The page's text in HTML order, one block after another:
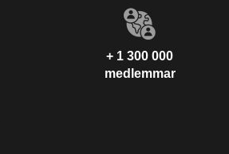
+ 1 300 000
medlemmar